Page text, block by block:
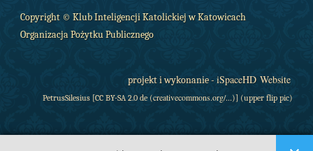
Copyright © Klub Inteligencji Katolickiej w Katowicach
Organizacja Pożytku Publicznego
projekt i wykonanie -iSpaceHD Website
PetrusSilesius [CC BY-SA 2.0 de (creativecommons.org/...)] (upper flip pic)